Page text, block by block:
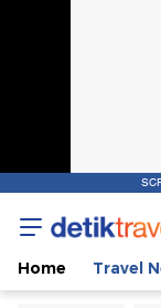
Home Travel